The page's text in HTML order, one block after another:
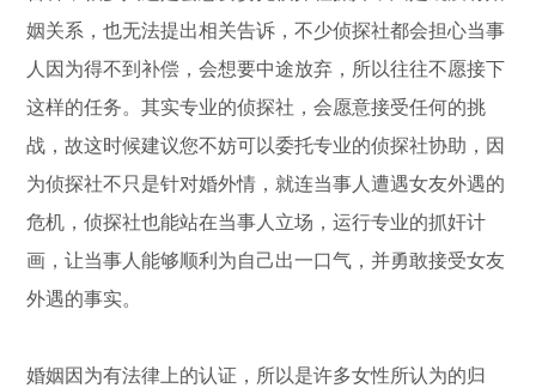
姻关系，也无法提出相关告诉，不少侦探社都会担心当事
人因为得不到补偿，会想要中途放弃，所以往往不愿接下
这样的任务。其实专业的侦探社，会愿意接受任何的挑
战，故这时候建议您不妨可以委托专业的侦探社协助，因
为侦探社不只是针对婚外情，就连当事人遭遇女友外遇的
危机，侦探社也能站在当事人立场，运行专业的抓奸计
画，让当事人能够顺利为自己出一口气，并勇敢接受女友
外遇的事实。
婚姻因为有法律上的认证，所以是许多女性所认为的归